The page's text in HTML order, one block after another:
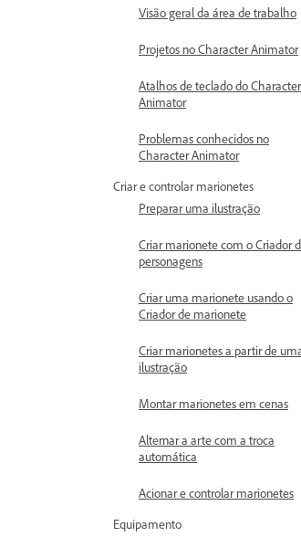
Visão geral da área de trabalho
Projetos no Character Animator
Atalhos de teclado do Character
Animator
Problemas conhecidos no
Character Animator
Criar e controlar marionetes
Preparar uma ilustração
Criar marionete com o Criador
personagens
Criar uma marionete usando o
Criador de marionete
Criar marionetes a partir de
ilustração
Montar marionetes em cenas
Alternar a arte com a troca
automática
Acionar e controlar marionetes
Equipamento